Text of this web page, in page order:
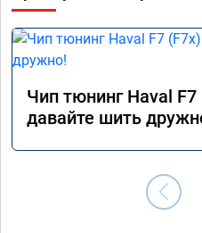
Чип тюнинг Haval F7
давайте шить